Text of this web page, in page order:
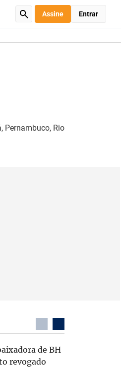
Assine Entrar
Pernambuco, Rio
de BH
revogado